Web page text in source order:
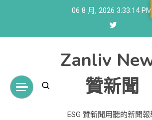
06 8 月, 2026 3:33:14 PM
Zanliv
贊新聞
ESG 贊新聞用聽的新聞報